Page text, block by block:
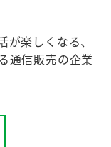
楽しくなる、
通信販売の企業